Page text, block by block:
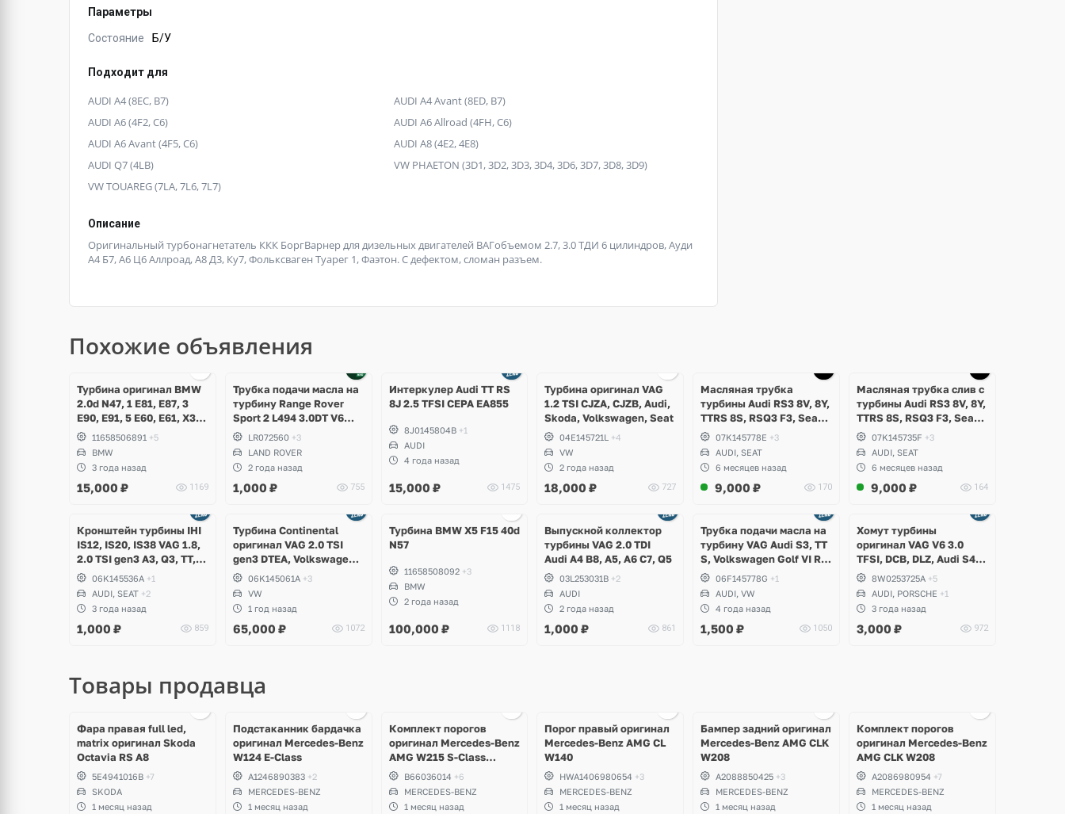
Параметры
Состояние Б/У
Подходит для
AUDI A4 (8EC, B7)
AUDI A4 Avant (8ED, B7)
AUDI A6 (4F2, C6)
AUDI A6 Allroad (4FH, C6)
AUDI A6 Avant (4F5, C6)
AUDI A8 (4E2, 4E8)
AUDI Q7 (4LB)
VW PHAETON (3D1, 3D2, 3D3, 3D4, 3D6, 3D7, 3D8, 3D9)
VW TOUAREG (7LA, 7L6, 7L7)
Описание
Оригинальный турбонагнетатель ККК БоргВарнер для дизельных двигателей ВАГобъемом 2.7, 3.0 ТДИ 6 цилиндров, Ауди
А4 Б7, А6 Ц6 Аллроад, А8 Д3, Ку7, Фольксваген Туарег 1, Фаэтон. С дефектом, сломан разъем.
Похожие объявления
Турбина оригинал BMW
2.0d N47, 1 E81, E87, 3
E90, E91, 5 E60, E61, X3
E8311658506891 +5
BMW
3 года назад
15,000 ₽ 1169
Трубка подачи масла на
турбину Range Rover
Sport 2 L494 3.0DT V6
gen2 Twin-turbo
LR072560 +3
LAND ROVER
2 года назад
1,000 ₽ 755
Интеркулер Audi TT RS
8J 2.5 TFSI CEPA EA855
8J0145804B +1
AUDI
4 года назад
15,000 ₽ 1475
Турбина оригинал VAG
1.2 TSI CJZA, CJZB, Audi,
Skoda, Volkswagen, Seat
04E145721L
+4
VW
2 года назад
18,000 ₽ 727
Масляная трубка
турбины Audi RS3 8V, 8Y,
TTRS 8S, RSQ3 F3, Seat
Formentor Cupra 2.5 TFSI
Evo, DAZA, DNWA, DNWB
07K145778E +3
AUDI, SEAT
6 месяцев назад
9,000 ₽ 170
Масляная трубка слив с
турбины Audi RS3 8V, 8Y,
TTRS 8S, RSQ3 F3, Seat
Formentor Cupra 2.5 TFSI
Evo, DAZA, DNWA, DNWB
07K145735F +3
AUDI, SEAT
6 месяцев назад
9,000 ₽ 164
Кронштейн турбины IHI
IS12, IS20, IS38 VAG 1.8,
2.0 TSI gen3 A3, Q3, TT,
Volkswagen Arteon,
Passat B8, Atlas,
Teramont, Golf 7, Tiguan,
Skoda Kodiaq, Karoq,
Superb, Octavia A7, Seat
06K145536A +1
AUDI, SEAT +2
3 года назад
1,000 ₽ 859
Турбина Continental
оригинал VAG 2.0 TSI
gen3 DTEA, Volkswagen
Tiguan Allspace USA
06K145061A +3
VW
1 год назад
65,000 ₽ 1072
Турбина BMW X5 F15 40d
N57
11658508092 +3
BMW
2 года назад
100,000 ₽ 1118
Выпускной коллектор
турбины VAG 2.0 TDI
Audi A4 B8, A5, A6 C7, Q5
03L253031B +2
AUDI
2 года назад
1,000 ₽ 861
Трубка подачи масла на
турбину VAG Audi S3, TT
S, Volkswagen Golf VI R
2.0 TFSI EA113 CDLA
CDLC
06F145778G +1
AUDI, VW
4 года назад
1,500 ₽ 1050
Хомут турбины
оригинал VAG V6 3.0
TFSI, DCB, DLZ, Audi S4
B9, S5, A6 C8, A7, SQ5,
Q7, Q8, Porsche Macan,
Cayenne E3, Panamera
971, Volkswagen Touareg
8W0253725A +5
AUDI, PORSCHE +1
3 года назад
3,000 ₽ 972
Товары продавца
Фара правая full led,
matrix оригинал Skoda
Octavia RS A8
5E4941016B +7
SKODA
1 месяц назад
Подстаканник бардачка
оригинал Mercedes-Benz
W124 E-Class
A1246890383 +2
MERCEDES-BENZ
1 месяц назад
Комплект порогов
оригинал Mercedes-Benz
AMG W215 S-Class
CoupeB66036014 +6
MERCEDES-BENZ
1 месяц назад
Порог правый оригинал
Mercedes-Benz AMG CL
W140
HWA1406980654 +3
MERCEDES-BENZ
1 месяц назад
Бампер задний оригинал
Mercedes-Benz AMG CLK
W208
A2088850425 +3
MERCEDES-BENZ
1 месяц назад
Комплект порогов
оригинал Mercedes-Benz
AMG CLK W208
A2086980954 +7
MERCEDES-BENZ
1 месяц назад